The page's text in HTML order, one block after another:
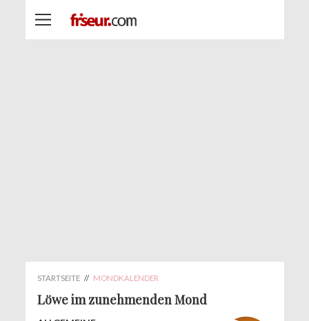
STARTSEITE // MONDKALENDER
Löwe im zunehmenden Mond